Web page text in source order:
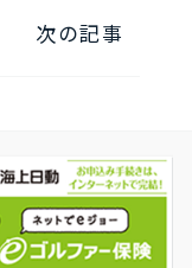
次の記事